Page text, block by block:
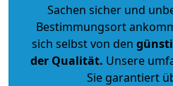
Sachen sicher und
Bestimmungsort
sich selbst von den
der Qualität. Unsere
Sie garantiert